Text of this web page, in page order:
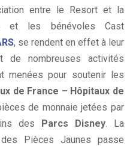
entre le Resort et la
et les bénévoles Cast
, se rendent en effet à leur
de nombreuses activités
menées pour soutenir les
de France – Hôpitaux de
de monnaie jetées par
des Parcs Disney . La
Pièces Jaunes passe